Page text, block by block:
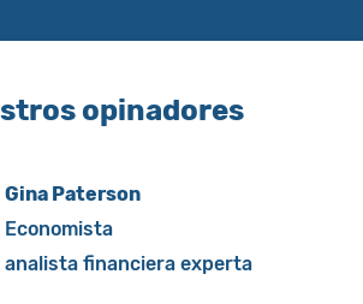
opinadores
Gina Paterson
Economista
analista financiera experta